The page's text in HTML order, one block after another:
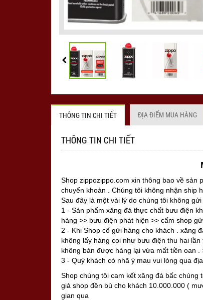
THÔNG TIN CHI TIẾT ĐỊA ĐIỂM MUA HÀNG
THÔNG TIN CHI TIẾT
Shop zippozippo.com xin thông bao về sản
chuyển khoản . Chúng tôi không nhận ship
Sau đây là một vài lý do chúng tôi không gửi
1 - Sản phẩm xăng đá thực chất bưu điện
hàng >> bưu điện phát hiện >> cấm shop gửi
2 - Khi Shop cố gửi hàng cho khách . xăng
không lấy hàng coi như bưu điện thu hai
không bán được hàng lại vừa mất tiền oan .
3 - Quý khách có nhã ý mau vui lòng qua
Shop chúng tôi cam kết xăng đá bấc
giả shop đền bù cho khách 10.000.000 (
gian qua